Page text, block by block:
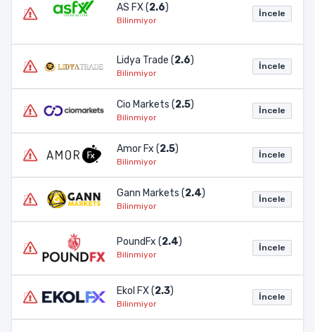
AS FX (2.6)
Bilinmiyor
İncele
Lidya Trade (2.6)
Bilinmiyor
İncele
Cio Markets (2.5)
Bilinmiyor
İncele
Amor Fx (2.5)
Bilinmiyor
İncele
Gann Markets (2.4)
Bilinmiyor
İncele
PoundFx (2.4)
Bilinmiyor
İncele
Ekol FX (2.3)
Bilinmiyor
İncele